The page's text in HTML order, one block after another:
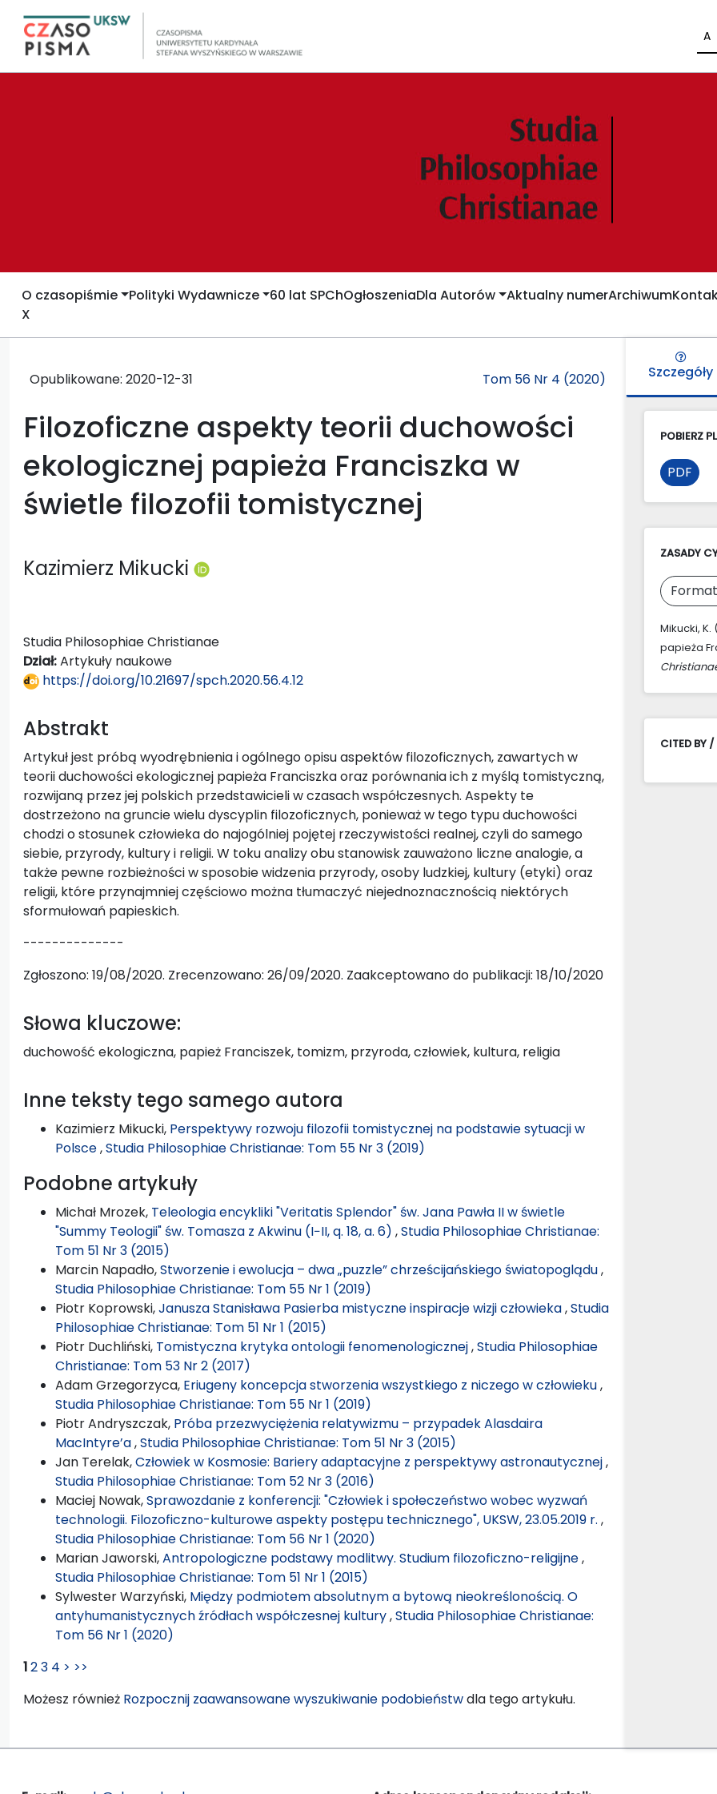
A
O czasopiśmie Polityki Wydawnicze 60 lat SPChOgłoszeniaDla Autorów Aktualny numerArchiwum
X
Opublikowane: 2020-12-31 Tom 56 Nr 4 (2020)
Filozoficzne aspekty teorii duchowości
ekologicznej papieża Franciszka w
świetle filozofii tomistycznej
Kazimierz Mikucki
Studia Philosophiae Christianae
Dział:Artykuły naukowe
https://doi.org/10.21697/spch.2020.56.4.12
Abstrakt
Artykuł jest próbą wyodrębnienia i ogólnego opisu aspektów filozoficznych, zawartych w
teorii duchowości ekologicznej papieża Franciszka oraz porównania ich z myślą tomistyczną,
rozwijaną przez jej polskich przedstawicieli w czasach współczesnych. Aspekty te
dostrzeżono na gruncie wielu dyscyplin filozoficznych, ponieważ w tego typu duchowości
chodzi o stosunek człowieka do najogólniej pojętej rzeczywistości realnej, czyli do samego
siebie, przyrody, kultury i religii. W toku analizy obu stanowisk zauważono liczne analogie, a
także pewne rozbieżności w sposobie widzenia przyrody, osoby ludzkiej, kultury (etyki) oraz
religii, które przynajmniej częściowo można tłumaczyć niejednoznacznością niektórych
sformułowań papieskich.
--------------
Zgłoszono: 19/08/2020. Zrecenzowano: 26/09/2020. Zaakceptowano do publikacji: 18/10/2020
Słowa kluczowe:
duchowość ekologiczna, papież Franciszek, tomizm, przyroda, człowiek, kultura, religia
Inne teksty tego samego autora
Kazimierz Mikucki, Perspektywy rozwoju filozofii tomistycznej na podstawie sytuacji w
Polsce,Studia Philosophiae Christianae: Tom 55 Nr 3 (2019)
Podobne artykuły
Michał Mrozek, Teleologia encykliki "Veritatis Splendor" św. Jana Pawła II w świetle
"Summy Teologii" św. Tomasza z Akwinu (I−II, q. 18, a. 6) ,Studia Philosophiae Christianae:
Tom 51 Nr 3 (2015)
Marcin Napadło,Stworzenie i ewolucja – dwa „puzzle” chrześcijańskiego światopoglądu,
Studia Philosophiae Christianae: Tom 55 Nr 1 (2019)
Piotr Koprowski,Janusza Stanisława Pasierba mistyczne inspiracje wizji człowieka,Studia
Philosophiae Christianae: Tom 51 Nr 1 (2015)
Piotr Duchliński, Tomistyczna krytyka ontologii fenomenologicznej,Studia Philosophiae
Christianae: Tom 53 Nr 2 (2017)
Adam Grzegorzyca, Eriugeny koncepcja stworzenia wszystkiego z niczego w człowieku,
Studia Philosophiae Christianae: Tom 55 Nr 1 (2019)
Piotr Andryszczak, Próba przezwyciężenia relatywizmu – przypadek Alasdaira
MacIntyre’a,Studia Philosophiae Christianae: Tom 51 Nr 3 (2015)
Jan Terelak,Człowiek w Kosmosie: Bariery adaptacyjne z perspektywy astronautycznej,
Studia Philosophiae Christianae: Tom 52 Nr 3 (2016)
Maciej Nowak,Sprawozdanie z konferencji: "Człowiek i społeczeństwo wobec wyzwań
technologii. Filozoficzno-kulturowe aspekty postępu technicznego", UKSW, 23.05.2019 r. ,
Studia Philosophiae Christianae: Tom 56 Nr 1 (2020)
Marian Jaworski,Antropologiczne podstawy modlitwy. Studium filozoficzno-religijne,
Studia Philosophiae Christianae: Tom 51 Nr 1 (2015)
Sylwester Warzyński, Między podmiotem absolutnym a bytową nieokreślonością. O
antyhumanistycznych źródłach współczesnej kultury,Studia Philosophiae Christianae:
Tom 56 Nr 1 (2020)
123 4 > >>
Możesz również Rozpocznij zaawansowane wyszukiwanie podobieństwdla tego artykułu.
Szczegóły
POBIERZ
PDF
ZASADY
Mikucki,
papieża
CITED BY /